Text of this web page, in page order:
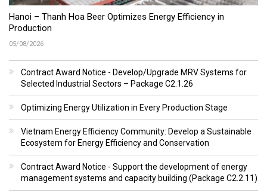
Hanoi – Thanh Hoa Beer Optimizes Energy Efficiency in
Production
05/08/2026
Contract Award Notice - Develop/Upgrade MRV Systems for
Selected Industrial Sectors – Package C2.1.26
Optimizing Energy Utilization in Every Production Stage
Vietnam Energy Efficiency Community: Develop a Sustainable
Ecosystem for Energy Efficiency and Conservation
Contract Award Notice - Support the development of energy
management systems and capacity building (Package C2.2.11)